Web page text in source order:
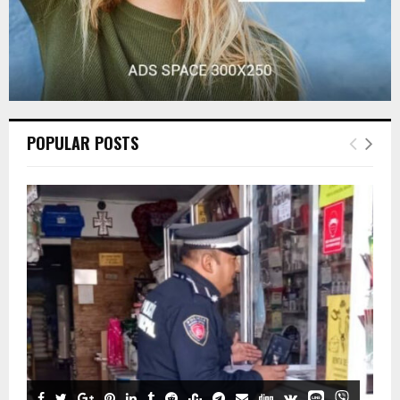
POPULAR POSTS